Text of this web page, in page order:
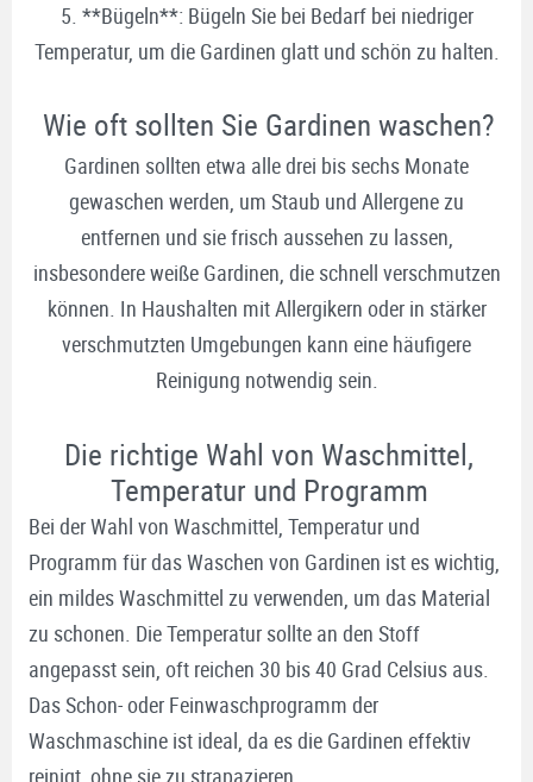
5. **Bügeln**: Bügeln Sie bei Bedarf bei niedriger
Temperatur, um die Gardinen glatt und schön zu halten.
Wie oft sollten Sie Gardinen waschen?
Gardinen sollten etwa alle drei bis sechs Monate
gewaschen werden, um Staub und Allergene zu
entfernen und sie frisch aussehen zu lassen,
insbesondere weiße Gardinen, die schnell verschmutzen
können. In Haushalten mit Allergikern oder in stärker
verschmutzten Umgebungen kann eine häufigere
Reinigung notwendig sein.
Die richtige Wahl von Waschmittel,
Temperatur und Programm
Bei der Wahl von Waschmittel, Temperatur und
Programm für das Waschen von Gardinen ist es wichtig,
ein mildes Waschmittel zu verwenden, um das Material
zu schonen. Die Temperatur sollte an den Stoff
angepasst sein, oft reichen 30 bis 40 Grad Celsius aus.
Das Schon- oder Feinwaschprogramm der
Waschmaschine ist ideal, da es die Gardinen effektiv
reinigt, ohne sie zu strapazieren.